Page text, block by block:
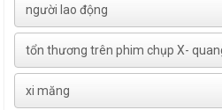
người lao động
tổn thương trên phim chụp X-
xi măng